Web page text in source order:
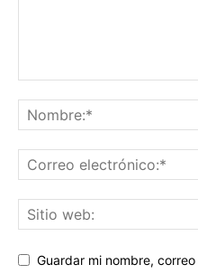
Guardar mi nombre,